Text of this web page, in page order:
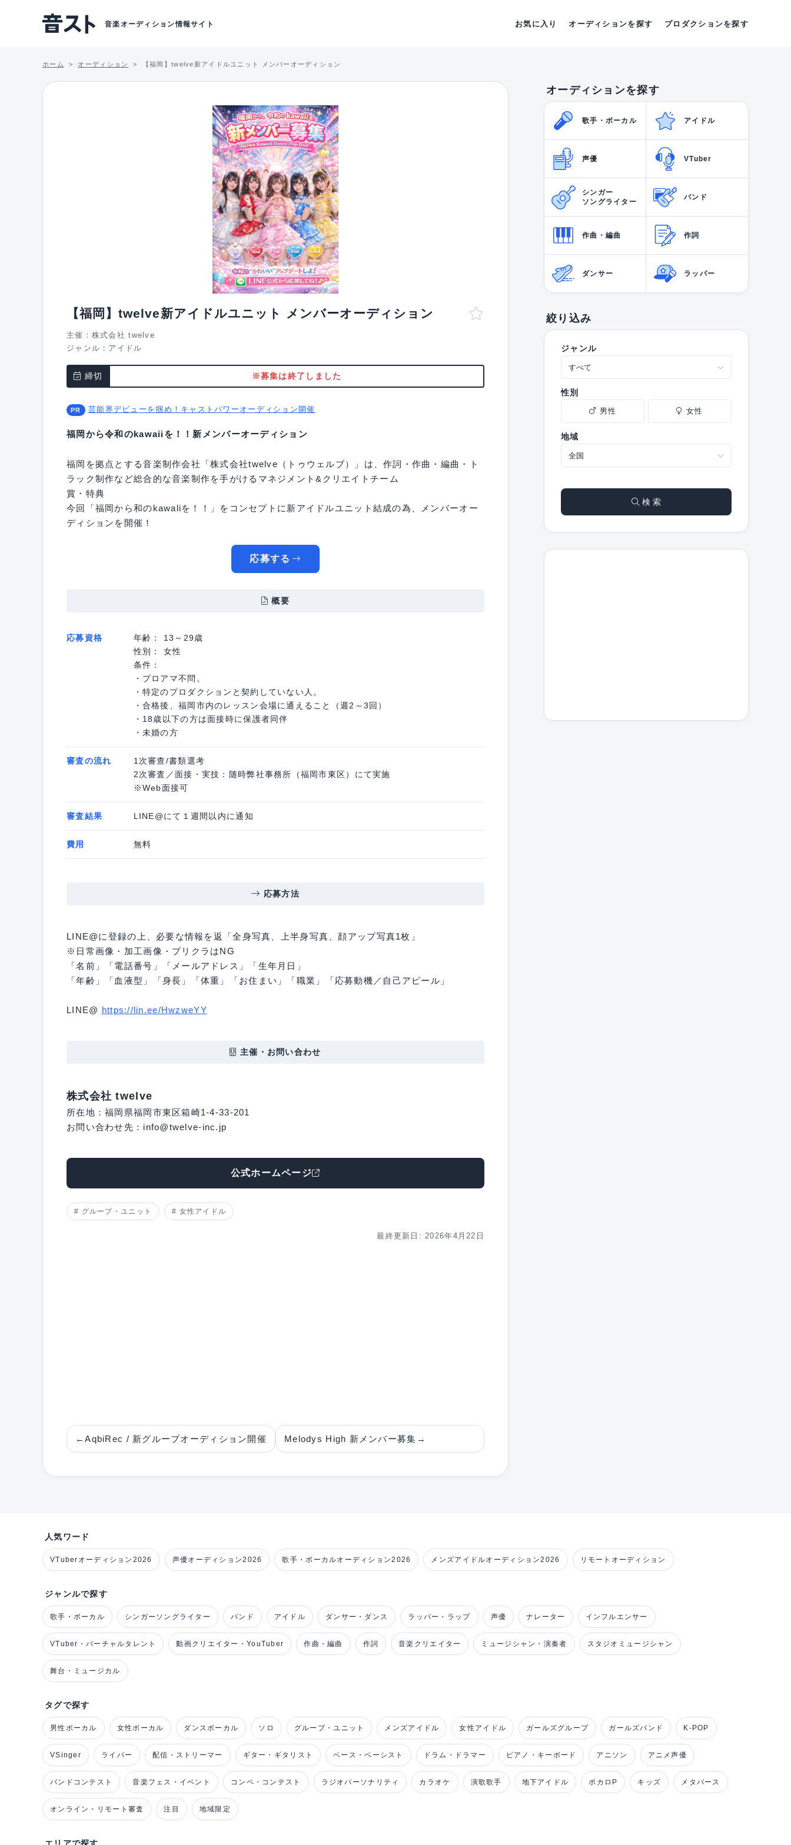
音楽オーディション情報サイト お気に入り オーディションを探す プロダクションを探す
ホーム オーディション 【福岡】twelve新アイドルユニット メンバーオーディション
【福岡】twelve新アイドルユニット メンバーオーディション
主催：株式会社 twelve
ジャンル： アイドル
締切 ※募集は終了しました
芸能界デビューを掴め！キャストパワーオーディション開催
福岡から令和のkawaiiを！！新メンバーオーディション
福岡を拠点とする音楽制作会社「株式会社twelve（トゥウェルブ）」は、作詞・作曲・編曲・ト
ラック制作など総合的な音楽制作を手がけるマネジメント&クリエイトチーム
賞・特典
今回「福岡から和のkawaliを！！」をコンセプトに新アイドルユニット結成の為、メンバーオー
ディションを開催！
応募する
概要
応募資格
年齢： 13～29歳
性別： 女性
条件：
・プロアマ不問。
・特定のプロダクションと契約していない人。
・合格後、福岡市内のレッスン会場に通えること（週2～3回）
・18歳以下の方は面接時に保護者同伴
・未婚の方
審査の流れ
1次審查/書類選考
2次審査／面接・実技：随時弊社事務所（福岡市東区）にて実施
※Web面接可
審査結果 LINE@にて１週間以内に通知
費用 無料
応募方法
LINE@に登録の上、必要な情報を返「全身写真、上半身写真、顔アップ写真1枚」
※日常画像・加工画像・プリクラはNG
「名前」「電話番号」「メールアドレス」「生年月日」
「年齢」「血液型」「身長」「体重」「お住まい」「職業」「応募動機／自己アピール」
LINE@ https://lin.ee/HwzweYY
主催・お問い合わせ
株式会社 twelve
所在地：福岡県福岡市東区箱崎1-4-33-201
お問い合わせ先：info@twelve-inc.jp
公式ホームページ
グループ・ユニット 女性アイドル
最終更新日: 2026年4月22日
←AqbiRec / 新グループオーディション開催 Melodys High 新メンバー募集 →
オーディションを探す
歌手・ボーカル アイドル
声優 VTuber
シンガー
ソングライター
バンド
作曲・編曲 作詞
ダンサー ラッパー
絞り込み
ジャンル
性別
男性 女性
地域
検 索
人気ワード
VTuberオーディション2026 声優オーディション2026 歌手・ボーカルオーディション2026 メンズアイドルオーディション2026 リモートオーディション
ジャンルで探す
歌手・ボーカル シンガーソングライター バンド アイドル ダンサー・ダンス ラッパー・ラップ 声優 ナレーター インフルエンサー
VTuber・バーチャルタレント 動画クリエイター・YouTuber 作曲・編曲 作詞 音楽クリエイター ミュージシャン・演奏者 スタジオミュージシャン
舞台・ミュージカル
タグで探す
男性ボーカル 女性ボーカル ダンスボーカル ソロ グループ・ユニット メンズアイドル 女性アイドル ガールズグループ ガールズバンド K-POP
VSinger ライバー 配信・ストリーマー ギター・ギタリスト ベース・ベーシスト ドラム・ドラマー ピアノ・キーボード アニソン アニメ声優
バンドコンテスト 音楽フェス・イベント コンペ・コンテスト ラジオパーソナリティ カラオケ 演歌歌手 地下アイドル ボカロP キッズ メタバース
オンライン・リモート審査 注目 地域限定